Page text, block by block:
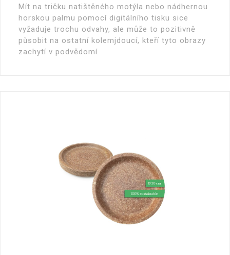
Mít na tričku natištěného motýla nebo nádhernou
horskou palmu pomocí digitálního tisku sice
vyžaduje trochu odvahy, ale může to pozitivně
působit na ostatní kolemjdoucí, kteří tyto obrazy
zachytí v podvědomí